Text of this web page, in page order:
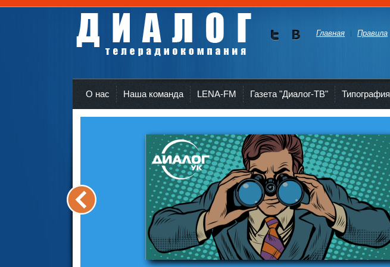
Главная Правила
О нас Наша команда LENA-FM Газета "Диалог-ТВ" Типография